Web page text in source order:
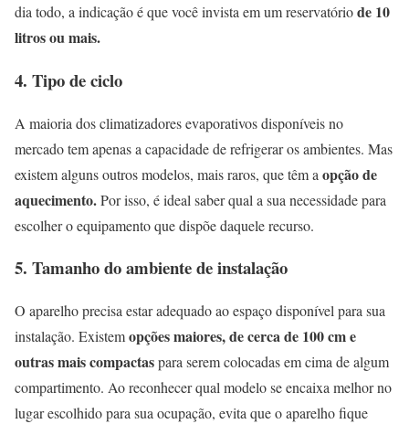
dia todo, a indicação é que você invista em um reservatóriode 10
litros ou mais.
4. Tipo de ciclo
A maioria dos climatizadores evaporativos disponíveis no
mercado tem apenas a capacidade derefrigerar os ambientes. Mas
existem alguns outros modelos, mais raros, que têm a opção de
aquecimento.Por isso, é ideal saber qual a sua necessidade para
escolher o equipamento que dispõe daquele recurso.
5. Tamanho do ambiente de instalação
O aparelho precisa estar adequado ao espaço disponível para sua
instalação. Existemopções maiores, de cerca de 100 cm e
outras mais compactaspara serem colocadas em cima de algum
compartimento. Ao reconhecer qual modelo se encaixa melhor no
lugar escolhido para sua ocupação, evita que o aparelho fique